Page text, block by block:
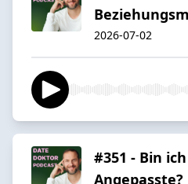
2026-07-02
#351 - Bin
Angepasste?